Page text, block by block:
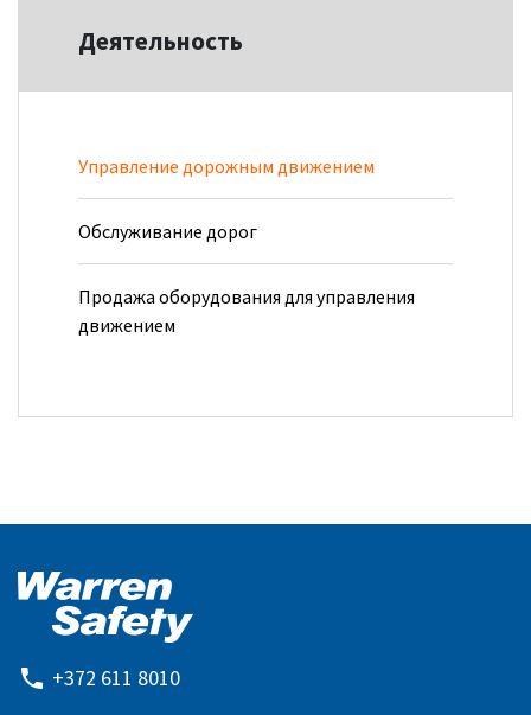
Деятельность
Управление дорожным движением
Обслуживание дорог
Продажа оборудования для управления
движением
+372 611 8010